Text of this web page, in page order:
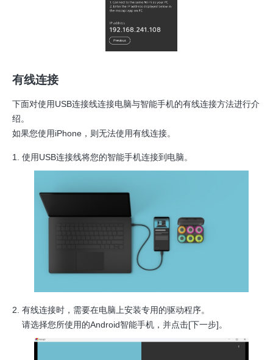
有线连接
下面对使用USB连接线连接电脑与智能手机的有线连接方法进行介
绍。
如果您使用iPhone，则无法使用有线连接。
使用USB连接线将您的智能手机连接到电脑。
有线连接时，需要在电脑上安装专用的驱动程序。
请选择您所使用的Android智能手机，并点击[下一步]。